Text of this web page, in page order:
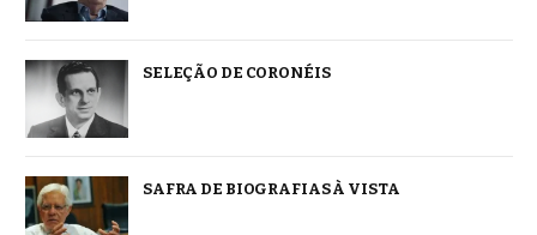
SELEÇÃO DE CORONÉIS
SAFRA DE BIOGRAFIAS À VISTA